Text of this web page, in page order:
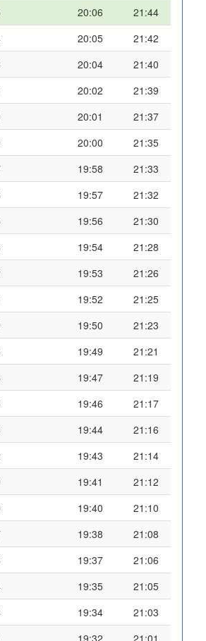
20:06
21:44
20:05
21:42
20:04
21:40
20:02
21:39
20:01
21:37
20:00
21:35
19:58
21:33
19:57
21:32
19:56
21:30
19:54
21:28
19:53
21:26
19:52
21:25
19:50
21:23
19:49
21:21
19:47
21:19
19:46
21:17
19:44
21:16
19:43
21:14
19:41
21:12
19:40
21:10
19:38
21:08
19:37
21:06
19:35
21:05
19:34
21:03
19:32 21:01